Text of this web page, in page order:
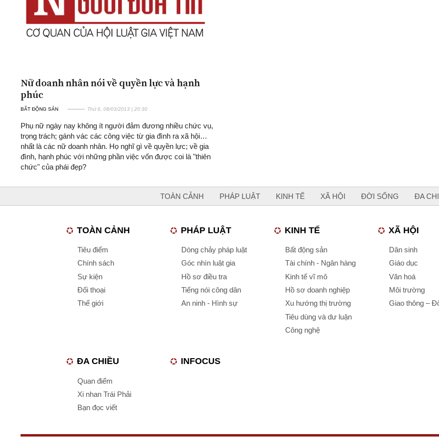
Nữ doanh nhân nói về quyền lực và hạnh
phúc
BẤT ĐỘNG SẢN Thứ 6, 08/03/2013 | 20:30
Phụ nữ ngày nay không ít người đảm đương nhiều chức vụ,
trọng trách; gánh vác các công việc từ gia đình ra xã hội…
nhất là các nữ doanh nhân. Họ nghĩ gì về quyền lực; về gia
đình, hạnh phúc với những phần việc vốn được coi là "thiên
chức" của phái đẹp?
TOÀN CẢNH PHÁP LUẬT KINH TẾ XÃ HỘI ĐỜI SỐNG ĐA
TOÀN CẢNH
Tiêu điểm
Chính sách
Sự kiện
Đối thoại
Thế giới
PHÁP LUẬT
Dòng chảy pháp luật
Góc nhìn luật gia
Hồ sơ điều tra
Tiếng nói công dân
An ninh - Hình sự
KINH TẾ
Bất động sản
Tài chính - Ngân hàng
Kinh tế vĩ mô
Hồ sơ doanh nghiệp
Xu hướng thị trường
Tiêu dùng và dư luận
Công nghệ
XÃ HỘI
Dân sinh
Giáo dục
Văn hoá
Môi trường
Giao thông –
ĐA CHIỀU
Quan điểm
Xi nhan Trái Phải
Bạn đọc viết
INFOCUS